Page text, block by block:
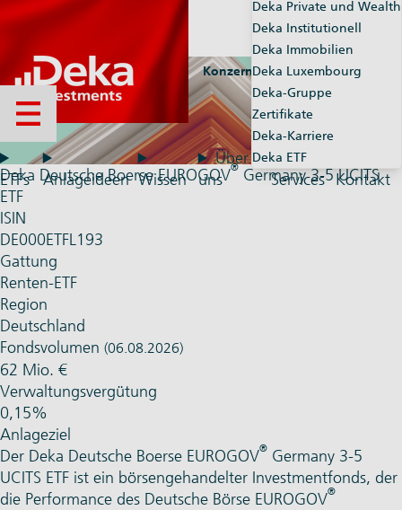
Konzernseiten
Deka Private und Wealth
Deka Institutionell
Deka Immobilien
Deka Luxembourg
Deka-Gruppe
Zertifikate
Deka-Karriere
Deka ETF
Market-Maker
Menü öffnen
ETFs Anlageideen Wissen
Über
uns
Services Kontakt
Deka Deutsche Boerse EUROGOV® Germany 3-5 UCITS
ETF
ISIN
DE000ETFL193
Gattung
Renten-ETF
Region
Deutschland
Fondsvolumen (06.08.2026)
62 Mio. €
Verwaltungsvergütung
0,15%
Anlageziel
Der Deka Deutsche Boerse EUROGOV® Germany 3-5
UCITS ETF ist ein börsengehandelter Investmentfonds, der
die Performance des Deutsche Börse EUROGOV®